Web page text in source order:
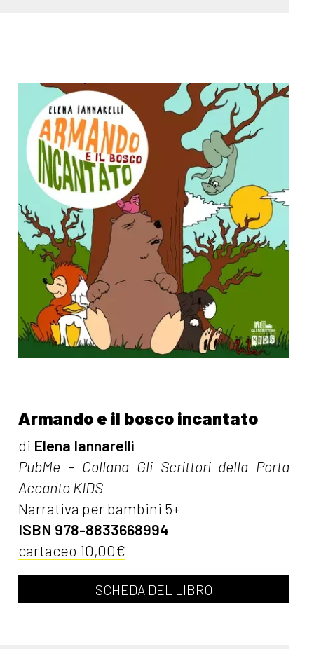
Armando e il bosco incantato
di Elena Iannarelli
PubMe – Collana Gli Scrittori della Porta
Accanto KIDS
Narrativa per bambini 5+
ISBN 978-8833668994
cartaceo 10,00€
SCHEDA DEL LIBRO